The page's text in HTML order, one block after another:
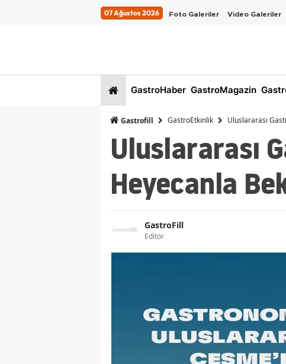
07 Ağustos 2026 Foto Galeriler Video Galeriler
GastroHaber GastroMagazin
Gastrofill GastroEtkinlik Uluslararası
Uluslararası
Heyecanla
GastroFill
Editör